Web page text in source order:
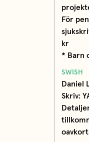
För
kr
* Barn
SWISH
Daniel
Skriv: